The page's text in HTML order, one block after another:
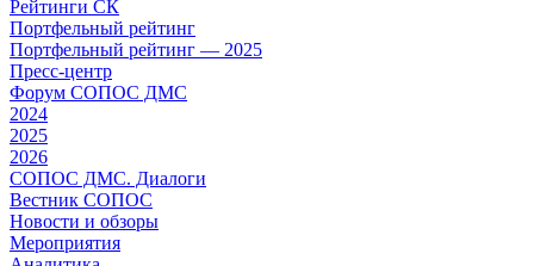
Рейтинги СК
Портфельный рейтинг
Портфельный рейтинг — 2025
Пресс-центр
Форум СОПОС ДМС
2024
2025
2026
СОПОС ДМС. Диалоги
Вестник СОПОС
Новости и обзоры
Мероприятия